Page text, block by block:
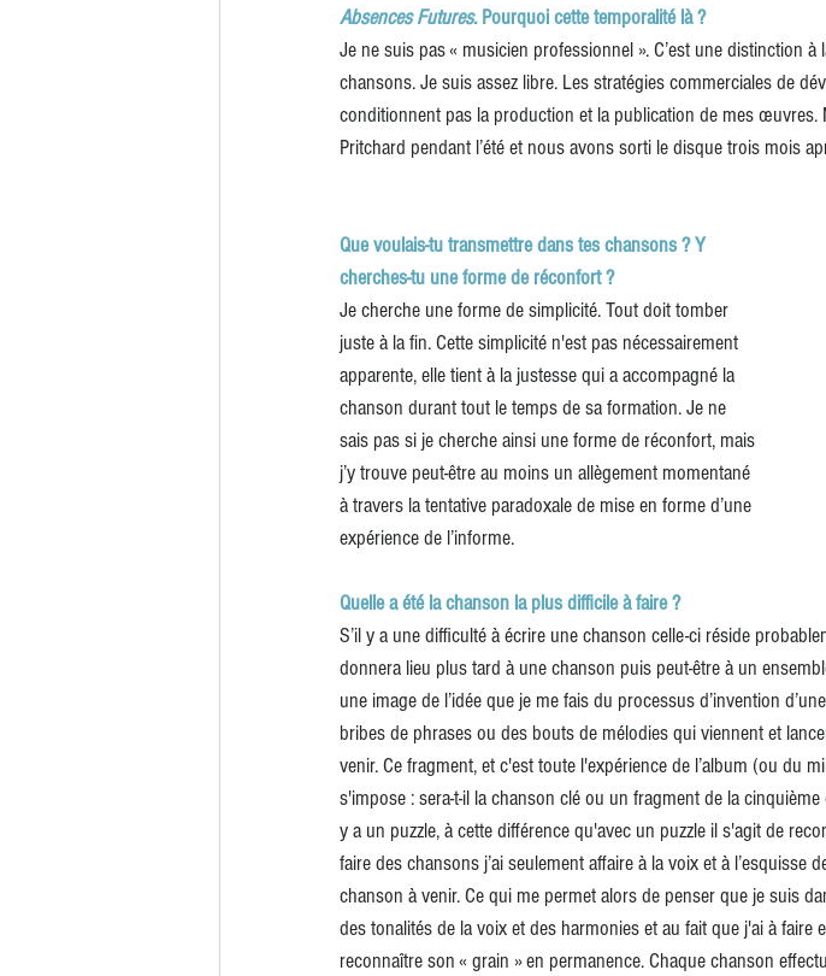
Absences Futures. Pourquoi cette temporalité là ?
Je ne suis pas « musicien professionnel ». C’est une distinction
chansons. Je suis assez libre. Les stratégies commerciales de
conditionnent pas la production et la publication de mes œuvres.
Pritchard pendant l’été et nous avons sorti le disque trois mois
Que voulais-tu transmettre dans tes chansons ? Y
cherches-tu une forme de réconfort ?
Je cherche une forme de simplicité. Tout doit tomber
juste à la fin. Cette simplicité n'est pas nécessairement
apparente, elle tient à la justesse qui a accompagné la
chanson durant tout le temps de sa formation. Je ne
sais pas si je cherche ainsi une forme de réconfort, mais
j’y trouve peut-être au moins un allègement momentané
à travers la tentative paradoxale de mise en forme d’une
expérience de l’informe.
Quelle a été la chanson la plus difficile à faire ?
S’il y a une difficulté à écrire une chanson celle-ci réside
donnera lieu plus tard à une chanson puis peut-être à un
une image de l’idée que je me fais du processus d’invention
bribes de phrases ou des bouts de mélodies qui viennent et
venir. Ce fragment, et c'est toute l'expérience de l’album (ou du
s'impose : sera-t-il la chanson clé ou un fragment de la
y a un puzzle, à cette différence qu'avec un puzzle il s'agit de
faire des chansons j’ai seulement affaire à la voix et à l’esquisse
chanson à venir. Ce qui me permet alors de penser que je suis
des tonalités de la voix et des harmonies et au fait que j'ai à faire
reconnaître son « grain » en permanence. Chaque chanson